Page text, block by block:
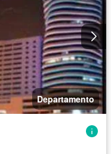
Departamento